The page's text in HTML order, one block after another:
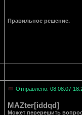
Правильное решение.
Отправлено: 08.08.07
MAZter[iddqd]
Может перерешить